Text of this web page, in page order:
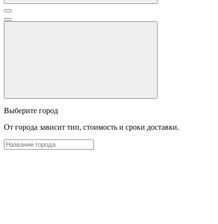
Выберите город
От города зависит тип, стоимость и сроки доставки.